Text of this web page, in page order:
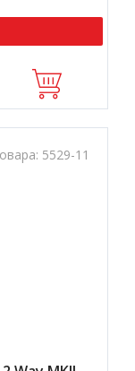
5529-11